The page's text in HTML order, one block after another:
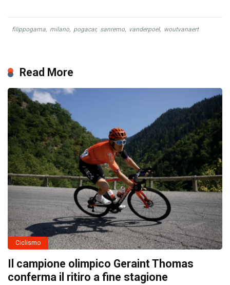
filippogama, milano, pogacar, sanremo, vanderpoel, woutvanaert
Read More
Ciclismo
Il campione olimpico Geraint Thomas
conferma il ritiro a fine stagione